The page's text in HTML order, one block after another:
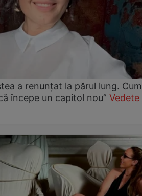
a renunțat la părul lung. Cum
începe un capitol nou” Vedete